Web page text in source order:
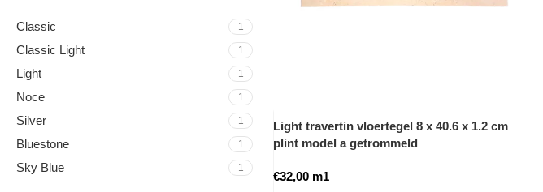
Classic 1
Classic Light 1
Light 1
Noce 1
Silver 1
Bluestone 1
Sky Blue 1
Light travertin vloertegel 8 x 40.6 x 1.2 cm
plint model a getrommeld
€32,00 m1